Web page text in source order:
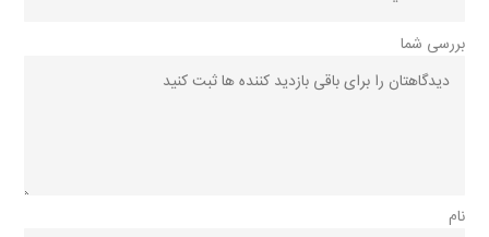
بررسی شما
نام